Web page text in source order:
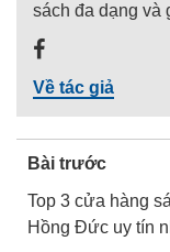
sách đa dạng và
Về tác giả
Bài trước
Top 3 cửa hàng
Hồng Đức uy tín